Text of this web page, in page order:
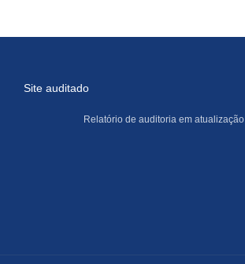
Site auditado
Relatório de auditoria em atualização